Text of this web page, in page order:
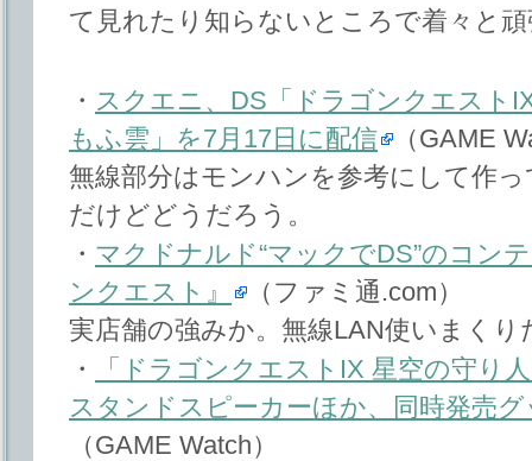
て見れたり知らないところで着々と
・ スクエニ、DS「ドラゴンクエスト
もふ雲」を7月17日に配信
（GAME
無線部分はモンハンを参考にして作
だけどどうだろう。
・ マクドナルド“マックでDS”のコン
ンクエスト』
（ファミ通.com）
実店舗の強みか。無線LAN使いまくり
・
「ドラゴンクエストIX 星空の守り
スタンドスピーカーほか、同時発売
（GAME Watch）